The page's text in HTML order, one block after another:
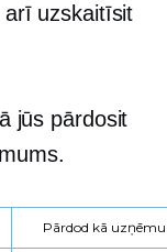
arī uzskaitīsit
jūs pārdosit
Pārdod kā